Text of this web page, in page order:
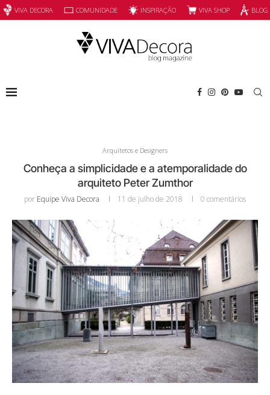
VIVA DECORA COMUNIDADE INSPIRAÇÃO VIVA SHOP
Arquitetos e Designers
Conheça a simplicidade e a atemporalidade do
arquiteto Peter Zumthor
por Equipe Viva Decora 11 de julho de 2018 0 comentários